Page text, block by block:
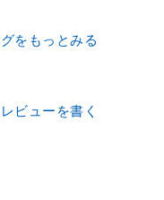
をもっとみる
レビューを書く